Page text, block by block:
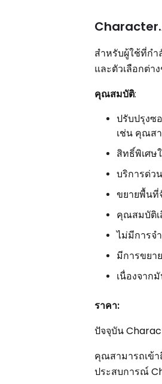
สำหรับผู้ใช้ที่กำ
และตัวเลือกต่า
คุณสมบัติ:
ปรับปรุงซ
เช่น คุณส
สิทธิ์พิเศษ
บริการด่ว
ขยายพื้นที่
คุณสมบัติเ
ไม่มีการจ
มีการขยา
เนื่องจาก
ราคา:
ปัจจุบัน
คุณสามารถเข้
ประสบการณ์